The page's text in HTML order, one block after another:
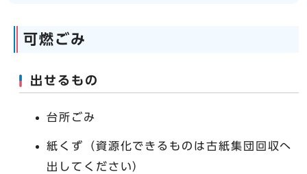
可燃ごみ
出せるもの
台所ごみ
紙くず（資源化できるものは古紙集団回収へ
出してください）